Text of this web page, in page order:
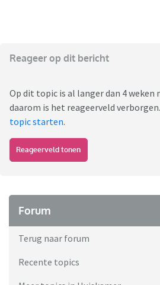
Reageer op dit bericht
Op dit topic is al langer dan 4 weken
daarom is het reageerveld verborgen.
topic starten.
Reageerveld tonen
Forum
Terug naar forum
Recente topics